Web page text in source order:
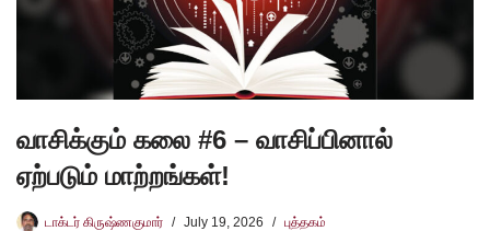
வாசிக்கும் கலை #6 – வாசிப்பினால்
ஏற்படும் மாற்றங்கள்!
டாக்டர் கிருஷ்ணகுமார் July 19, 2026 புத்தகம்